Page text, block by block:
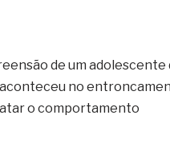
de um adolescente
aconteceu no
o comportamento